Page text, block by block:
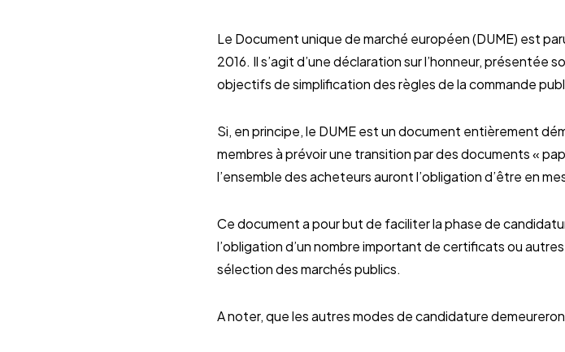
Le Document unique de marché européen (DUME) est
2016. Il s’agit d’une déclaration sur l’honneur, présentée
objectifs de simplification des règles de la commande
Si, en principe, le DUME est un document entièrement
membres à prévoir une transition par des documents «
l’ensemble des acheteurs auront l’obligation d’être en
Ce document a pour but de faciliter la phase de
l’obligation d’un nombre important de certificats ou
sélection des marchés publics.
A noter, que les autres modes de candidature